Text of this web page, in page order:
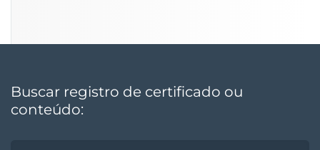
Buscar registro de certificado ou
conteúdo: